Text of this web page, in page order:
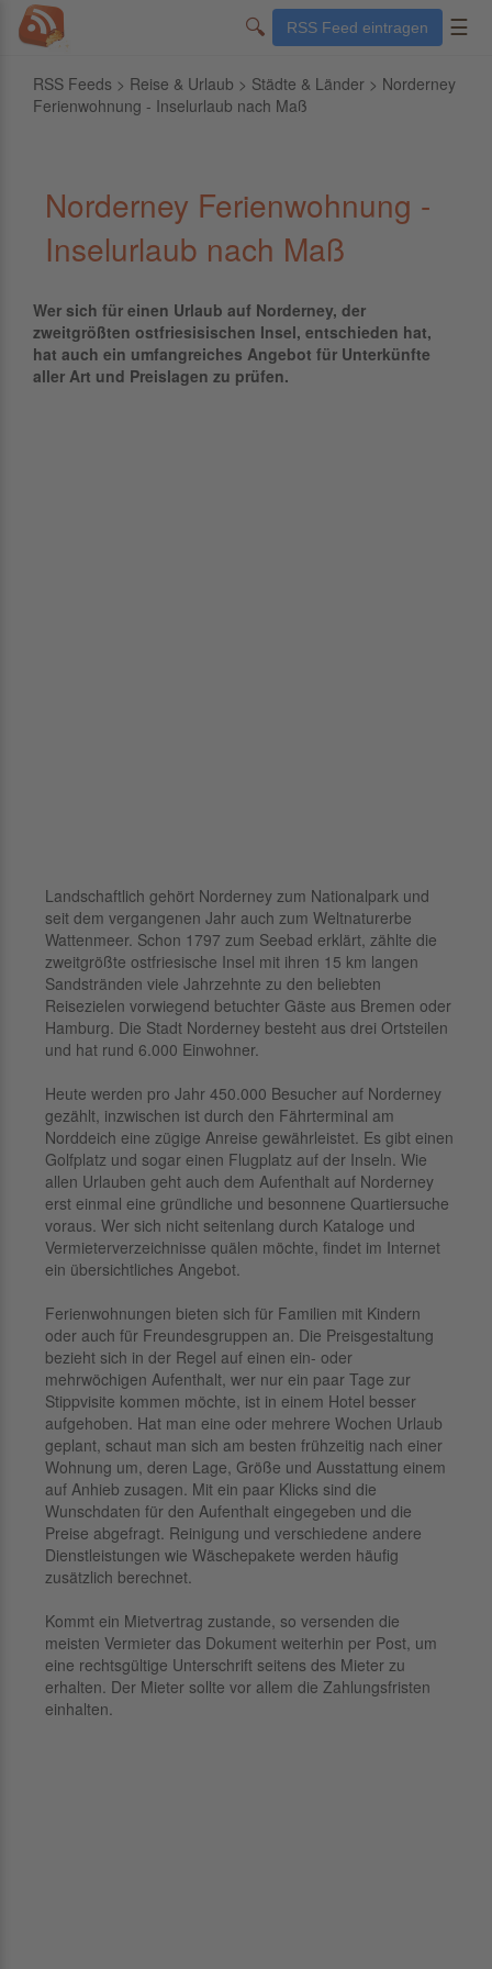
🔍 RSS Feed eintragen ☰
RSS Feeds > Reise & Urlaub > Städte & Länder > Norderney
Ferienwohnung - Inselurlaub nach Maß
Norderney Ferienwohnung -
Inselurlaub nach Maß
Wer sich für einen Urlaub auf Norderney, der
zweitgrößten ostfriesisischen Insel, entschieden hat,
hat auch ein umfangreiches Angebot für Unterkünfte
aller Art und Preislagen zu prüfen.
Landschaftlich gehört Norderney zum Nationalpark und
seit dem vergangenen Jahr auch zum Weltnaturerbe
Wattenmeer. Schon 1797 zum Seebad erklärt, zählte die
zweitgrößte ostfriesische Insel mit ihren 15 km langen
Sandstränden viele Jahrzehnte zu den beliebten
Reisezielen vorwiegend betuchter Gäste aus Bremen oder
Hamburg. Die Stadt Norderney besteht aus drei Ortsteilen
und hat rund 6.000 Einwohner.
Heute werden pro Jahr 450.000 Besucher auf Norderney
gezählt, inzwischen ist durch den Fährterminal am
Norddeich eine zügige Anreise gewährleistet. Es gibt einen
Golfplatz und sogar einen Flugplatz auf der Inseln. Wie
allen Urlauben geht auch dem Aufenthalt auf Norderney
erst einmal eine gründliche und besonnene Quartiersuche
voraus. Wer sich nicht seitenlang durch Kataloge und
Vermieterverzeichnisse quälen möchte, findet im Internet
ein übersichtliches Angebot.
Ferienwohnungen bieten sich für Familien mit Kindern
oder auch für Freundesgruppen an. Die Preisgestaltung
bezieht sich in der Regel auf einen ein- oder
mehrwöchigen Aufenthalt, wer nur ein paar Tage zur
Stippvisite kommen möchte, ist in einem Hotel besser
aufgehoben. Hat man eine oder mehrere Wochen Urlaub
geplant, schaut man sich am besten frühzeitig nach einer
Wohnung um, deren Lage, Größe und Ausstattung einem
auf Anhieb zusagen. Mit ein paar Klicks sind die
Wunschdaten für den Aufenthalt eingegeben und die
Preise abgefragt. Reinigung und verschiedene andere
Dienstleistungen wie Wäschepakete werden häufig
zusätzlich berechnet.
Kommt ein Mietvertrag zustande, so versenden die
meisten Vermieter das Dokument weiterhin per Post, um
eine rechtsgültige Unterschrift seitens des Mieter zu
erhalten. Der Mieter sollte vor allem die Zahlungsfristen
einhalten.